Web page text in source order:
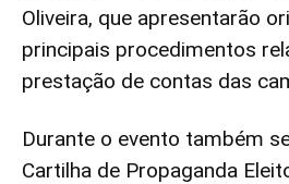
Oliveira, que apresentarão
principais procedimentos
prestação de contas das
Durante o evento também
Cartilha de Propaganda